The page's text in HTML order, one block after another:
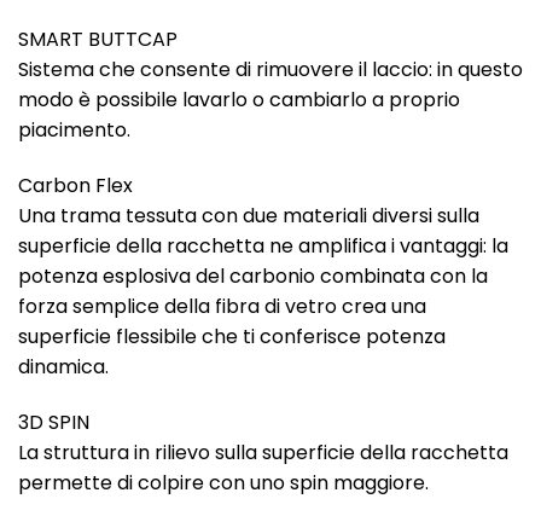
SMART BUTTCAP
Sistema che consente di rimuovere il laccio: in questo
modo è possibile lavarlo o cambiarlo a proprio
piacimento.
Carbon Flex
Una trama tessuta con due materiali diversi sulla
superficie della racchetta ne amplifica i vantaggi: la
potenza esplosiva del carbonio combinata con la
forza semplice della fibra di vetro crea una
superficie flessibile che ti conferisce potenza
dinamica.
3D SPIN
La struttura in rilievo sulla superficie della racchetta
permette di colpire con uno spin maggiore.